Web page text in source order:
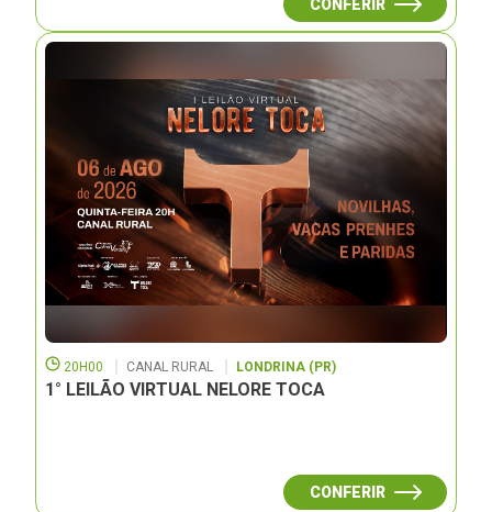
CONFERIR
20H00 CANAL RURAL LONDRINA (PR)
1° LEILÃO VIRTUAL NELORE TOCA
CONFERIR